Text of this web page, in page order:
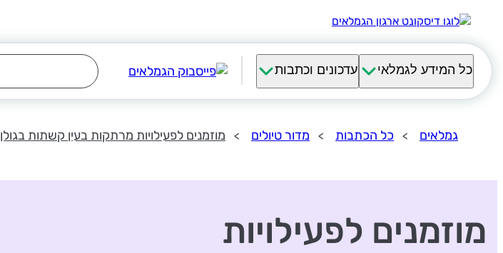
כל המידע לגמלאי עדכונים וכתבות
גמלאים כל הכתבות מדור טיולים מוזמנים לפעילויות מרתקות בעין קשתות בגולן
מוזמנים לפעילויות